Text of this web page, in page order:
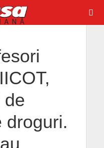
de
droguri.